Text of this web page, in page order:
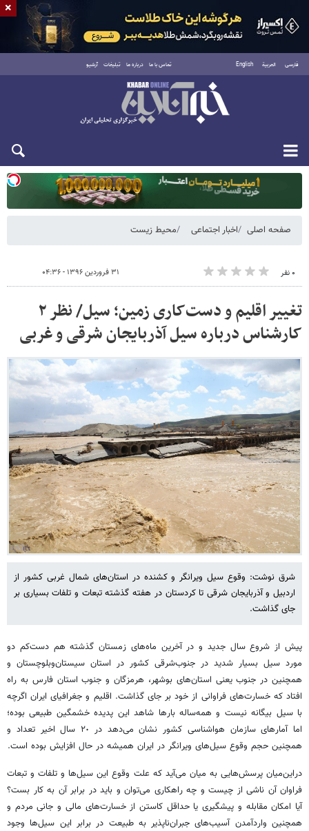
فارسی العربية English تماس با ما درباره ما تبلیغات آرشیو
دوشنبه ۱۹ مرداد ۱۴۰۵
صفحه اصلی اخبار اجتماعی محیط زیست
۰ نفر ۳۱ فروردین ۱۳۹۶ - ۰۴:۳۶
تغییر اقلیم و دست‌کاری زمین؛ سیل/ نظر ۲
کارشناس درباره سیل آذربایجان شرقی و غربی
شرق نوشت: وقوع سیل ویرانگر و کشنده در استان‌های شمال غربی کشور از
اردبیل و آذربایجان شرقی تا کردستان در هفته گذشته تبعات و تلفات بسیاری بر
جای گذاشت.
پیش از شروع سال جدید و در آخرین ماه‌های زمستان گذشته هم دست‌کم دو
مورد سیل بسیار شدید در جنوب‌شرقی کشور در استان سیستان‌وبلوچستان و
همچنین در جنوب یعنی استان‌های بوشهر، هرمزگان و جنوب استان فارس به راه
افتاد که خسارت‌های فراوانی از خود بر جای گذاشت. اقلیم و جغرافیای ایران اگرچه
با سیل بیگانه نیست و همه‌ساله بارها شاهد این پدیده خشمگین طبیعی بوده؛
اما آمارهای سازمان هواشناسی کشور نشان می‌دهد در ٢٠ سال اخیر تعداد و
همچنین حجم وقوع سیل‌های ویرانگر در ایران همیشه در حال افزایش بوده است.
در‌این‌میان پرسش‌هایی به میان می‌آید که علت وقوع این سیل‌ها و تلفات و تبعات
فراوان آن ناشی از چیست و چه راهکاری می‌توان و باید در برابر آن به کار بست؟
آیا امکان مقابله و پیشگيری یا حداقل کاستن از خسارت‌های مالی و جانی مردم و
همچنین واردآمدن آسیب‌های جبران‌ناپذیر به طبیعت در برابر این سیل‌ها وجود
×